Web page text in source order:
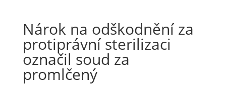
Nárok na odškodnění za
protiprávní sterilizaci
označil soud za
promlčený